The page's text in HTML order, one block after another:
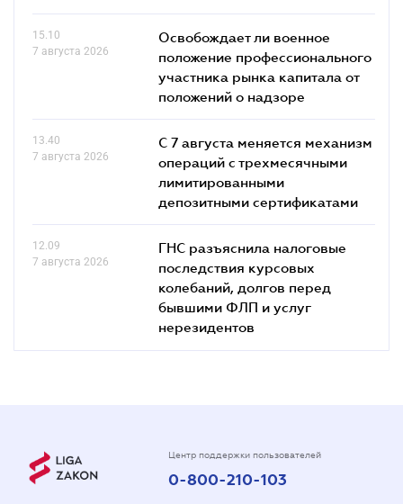
15.10
7 августа 2026
Освобождает ли военное
положение профессионального
участника рынка капитала от
положений о надзоре
13.40
7 августа 2026
С 7 августа меняется механизм
операций с трехмесячными
лимитированными
депозитными сертификатами
12.09
7 августа 2026
ГНС разъяснила налоговые
последствия курсовых
колебаний, долгов перед
бывшими ФЛП и услуг
нерезидентов
Центр поддержки пользователей
0-800-210-103